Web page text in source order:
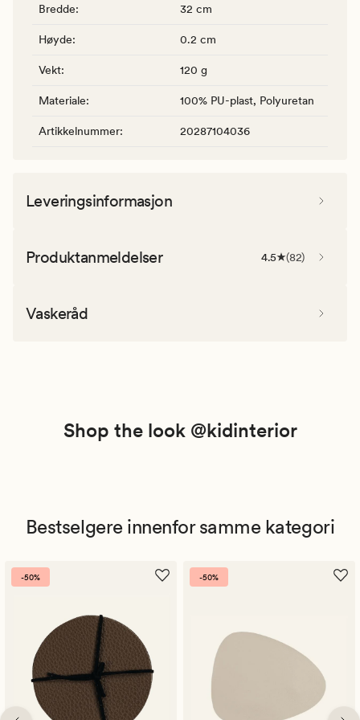
Bredde: 32 cm
Høyde: 0.2 cm
Vekt: 120 g
Materiale: 100% PU-plast, Polyuretan
Artikkelnummer: 20287104036
Leveringsinformasjon
Produktanmeldelser 4.5 (82)
Vaskeråd
Shop the look @kidinterior
Bestselgere innenfor samme kategori
-50% -50%